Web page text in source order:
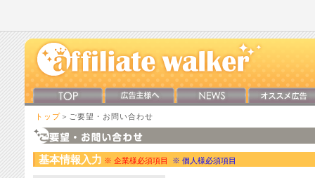
トップ ＞ご要望・お問い合わせ
基本情報入力 ※ 企業様必須項目 ※ 個人様必須項目